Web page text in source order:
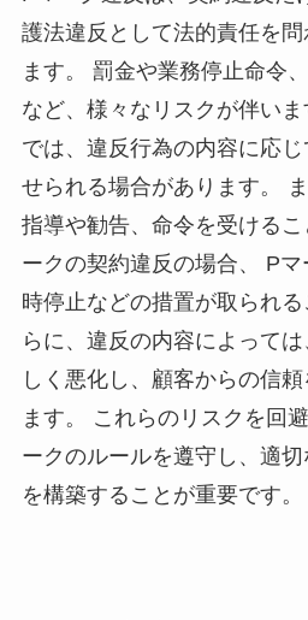
護法違反として法的責任を
ます。 罰金や業務停止命令
など、様々なリスクが伴い
では、違反行為の内容に応
せられる場合があります。
指導や勧告、命令を受ける
ークの契約違反の場合、 P
時停止などの措置が取られ
らに、違反の内容によって
しく悪化し、顧客からの信
ます。 これらのリスクを回
ークのルールを遵守し、適
を構築することが重要です。